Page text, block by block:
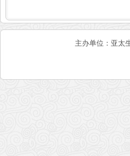
主办单位：亚太